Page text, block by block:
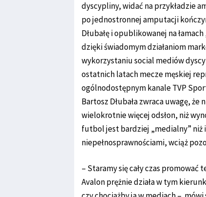
dyscypliny, widać na przykładzie
po jednostronnej amputacji
Dłubałę i opublikowanej na
dzięki świadomym działaniom
wykorzystaniu social mediów
ostatnich latach mecze męskiej
ogólnodostępnym kanale TVP
Bartosz Dłubała zwraca uwagę,
wielokrotnie więcej odsłon, niż
futbol jest bardziej „medialny” niż
niepełnosprawnościami, wciąż
– Staramy się cały czas
Avalon prężnie działa w tym